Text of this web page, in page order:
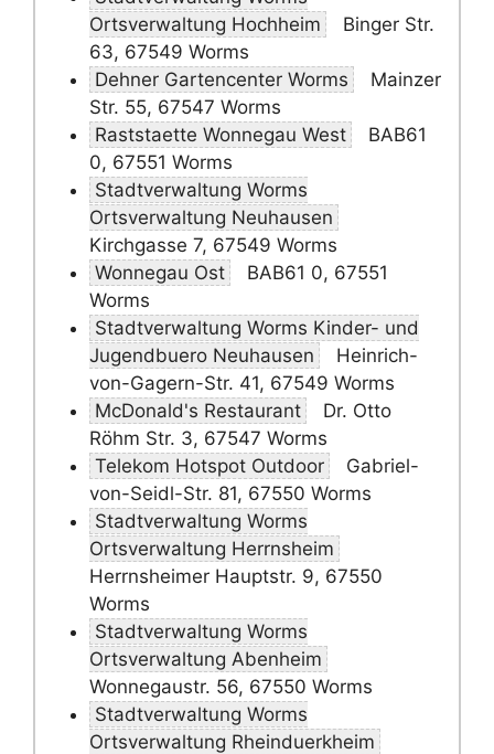
Ortsverwaltung Hochheim
Binger Str.
63, 67549 Worms
Dehner Gartencenter Worms
Mainzer
Str. 55, 67547 Worms
Raststaette Wonnegau West
BAB61
0, 67551 Worms
Stadtverwaltung Worms
Ortsverwaltung Neuhausen
Kirchgasse 7, 67549 Worms
Wonnegau Ost
BAB61 0, 67551
Worms
Stadtverwaltung Worms Kinder- und
Jugendbuero Neuhausen
Heinrich-
von-Gagern-Str. 41, 67549 Worms
McDonald's Restaurant
Dr. Otto
Röhm Str. 3, 67547 Worms
Telekom Hotspot Outdoor
Gabriel-
von-Seidl-Str. 81, 67550 Worms
Stadtverwaltung Worms
Ortsverwaltung Herrnsheim
Herrnsheimer Hauptstr. 9, 67550
Worms
Stadtverwaltung Worms
Ortsverwaltung Abenheim
Wonnegaustr. 56, 67550 Worms
Stadtverwaltung Worms
Ortsverwaltung Rheinduerkheim